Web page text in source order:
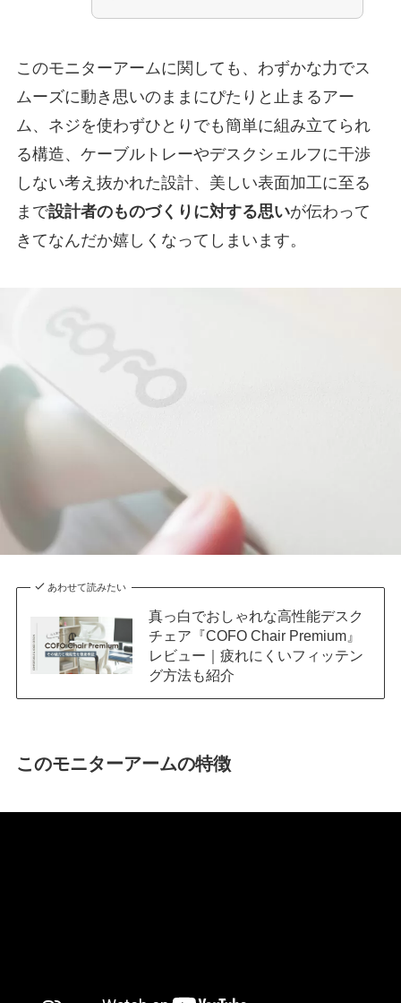
このモニターアームに関しても、わずかな力でス
ムーズに動き思いのままにぴたりと止まるアー
ム、ネジを使わずひとりでも簡単に組み立てられ
る構造、ケーブルトレーやデスクシェルフに干渉
しない考え抜かれた設計、美しい表面加工に至る
まで設計者のものづくりに対する思いが伝わって
きてなんだか嬉しくなってしまいます。
あわせて読みたい
真っ白でおしゃれな高性能デスク
チェア『COFO Chair Premium』
レビュー｜疲れにくいフィッテン
グ方法も紹介
このモニターアームの特徴